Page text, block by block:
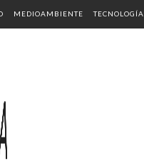
MEDIOAMBIENTE TECNOLOGÍA